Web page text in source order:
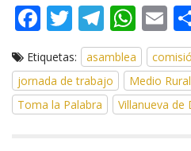
F
e
b
o
T
w
itt
er
T
el
e
gr
a
W
h
at
s
A
E
m
ai
l
Etiquetas: asamblea
jornada de trabajo
Medio Rural
Toma la Palabra
Villanueva de